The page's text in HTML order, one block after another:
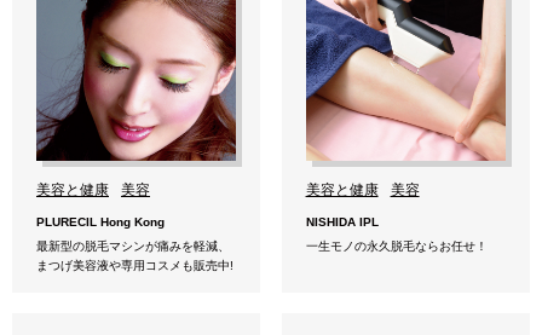
美容と健康 美容
PLURECIL Hong Kong
最新型の脱毛マシンが痛みを軽減、
まつげ美容液や専用コスメも販売中!
美容と健康 美容
NISHIDA IPL
一生モノの永久脱毛ならお任せ！